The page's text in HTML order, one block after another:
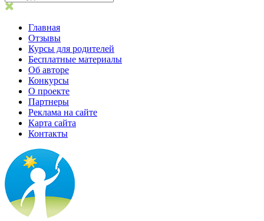
Главная
Отзывы
Курсы для родителей
Бесплатные материалы
Об авторе
Конкурсы
О проекте
Партнеры
Реклама на сайте
Карта сайта
Контакты